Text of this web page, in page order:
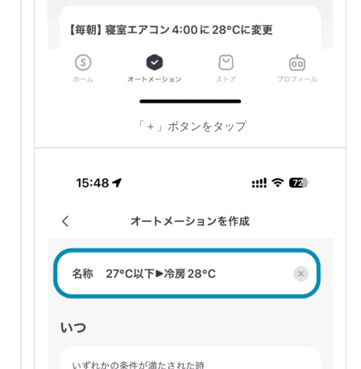
「＋」ボタンをタップ